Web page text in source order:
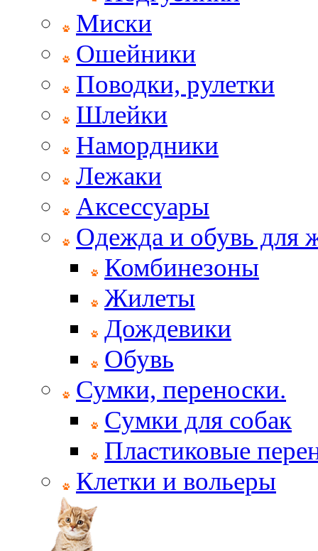
Миски
Ошейники
Поводки, рулетки
Шлейки
Намордники
Лежаки
Аксессуары
Одежда и обувь для
Комбинезоны
Жилеты
Дождевики
Обувь
Сумки, переноски.
Сумки для собак
Пластиковые
Клетки и вольеры